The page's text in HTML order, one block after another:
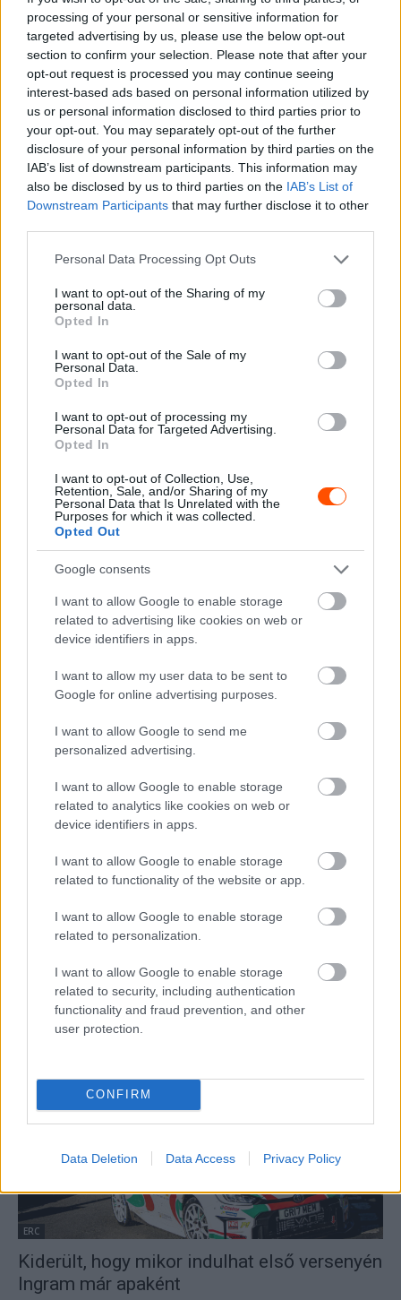
processing of your personal or sensitive information for
targeted advertising by us, please use the below opt-out
section to confirm your selection. Please note that after your
opt-out request is processed you may continue seeing
interest-based ads based on personal information utilized by
us or personal information disclosed to third parties prior to
your opt-out. You may separately opt-out of the further
disclosure of your personal information by third parties on the
IAB’s list of downstream participants. This information may
also be disclosed by us to third parties on the IAB’s List of
Downstream Participants that may further disclose it to other
Please note that this website/app uses one or more Google
not limited to your visit or usage behaviour. You may click to
grant or deny consent to Google and its third-party tags to
use your data for below specified purposes in below Google
consent section.
Personal Data Processing Opt Outs
I want to opt-out of the Sharing of my
personal data.
Opted In
I want to opt-out of the Sale of my
Personal Data.
Opted In
I want to opt-out of processing my
Personal Data for Targeted Advertising.
Opted In
I want to opt-out of Collection, Use,
Retention, Sale, and/or Sharing of my
Personal Data that Is Unrelated with the
Purposes for which it was collected.
Opted Out
Google consents
I want to allow Google to enable storage
related to advertising like cookies on web or
device identifiers in apps.
I want to allow my user data to be sent to
Google for online advertising purposes.
I want to allow Google to send me
personalized advertising.
I want to allow Google to enable storage
related to analytics like cookies on web or
device identifiers in apps.
I want to allow Google to enable storage
related to functionality of the website or app.
I want to allow Google to enable storage
related to personalization.
I want to allow Google to enable storage
related to security, including authentication
functionality and fraud prevention, and other
user protection.
CONFIRM
Data Deletion Data Access Privacy Policy
WRC
Az M-Sport versenyzője, Romet Jürgenson
debütálásával
Hund Gábor - 2025. február 28.
világbajnok, és megnyerte a brit
szezonnyitót
Hund Gábor - 2025. február 24.
A junior-világbajnokkal veszi célba a brit
bajnoki címet az M-Sport
ERC
Kiderült, hogy mikor indulhat első versenyén
Ingram már apaként